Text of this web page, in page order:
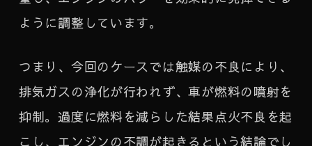
ように調整しています。
つまり、今回のケースでは触媒の不良により、
排気ガスの浄化が行われず、車が燃料の噴射を
抑制。過度に燃料を減らした結果点火不良を起
こし、エンジンの不調が起きるという結論でし